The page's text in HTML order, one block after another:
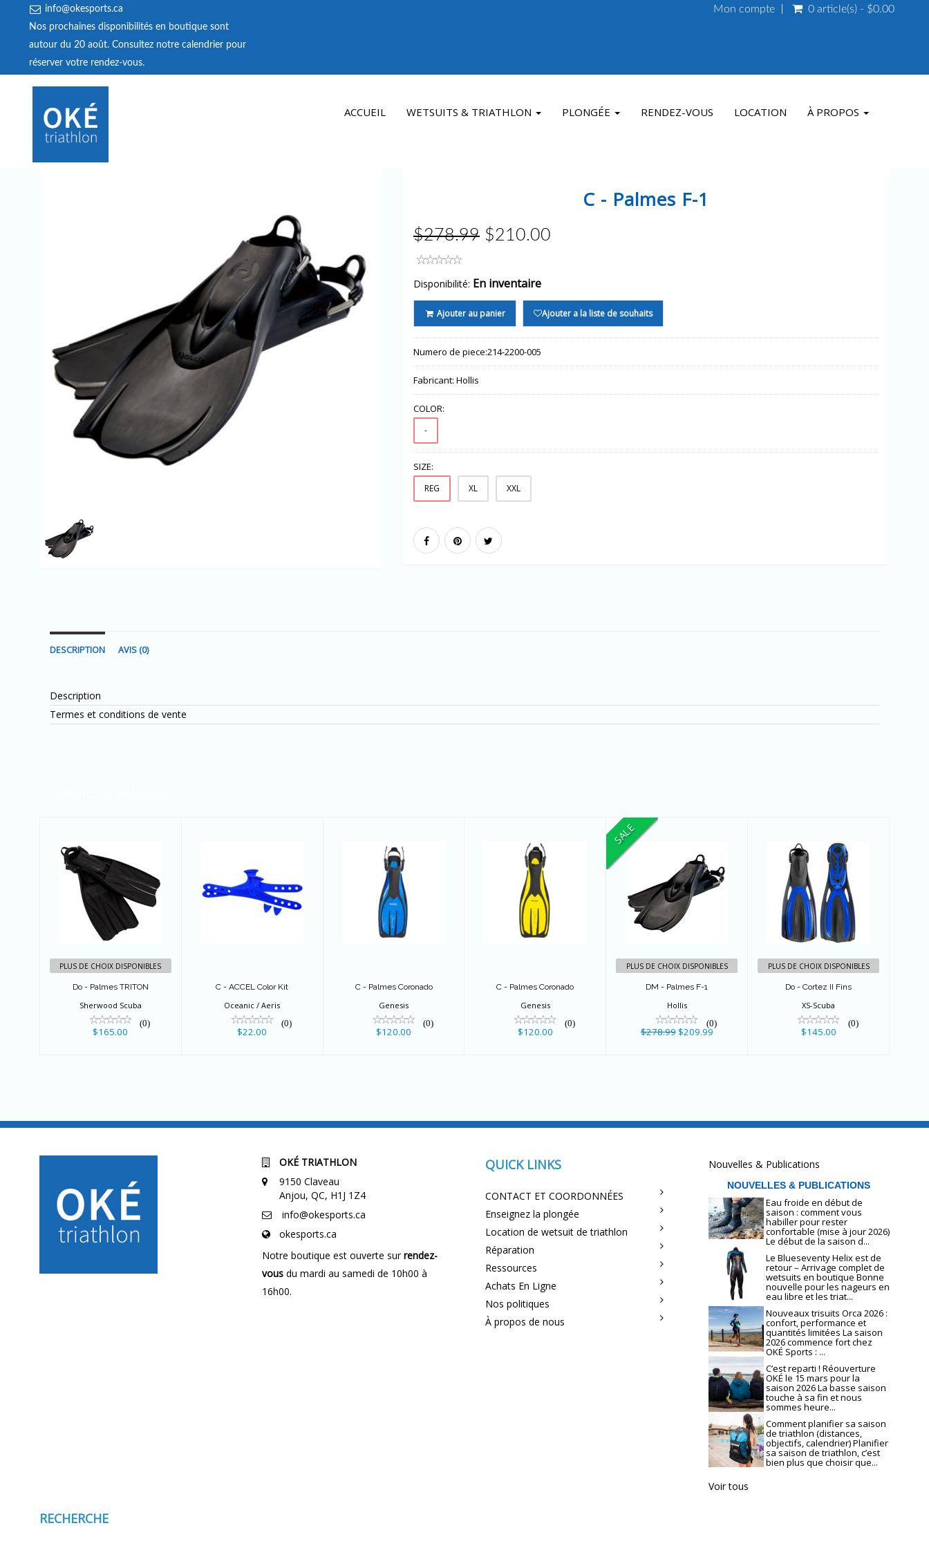
info@okesports.ca
Nos prochaines disponibilités en boutique sont
autour du 20 août. Consultez notre calendrier pour
réserver votre rendez‑vous.
Mon compte 0 article(s) - $0.00
ACCUEIL WETSUITS & TRIATHLON PLONGÉE RENDEZ-VOUS LOCATION À PROPOS
C - Palmes F-1
$278.99 $210.00
Disponibilité: En inventaire
Ajouter au panier Ajouter a la liste de souhaits
Numero de piece:214-2200-005
Fabricant: Hollis
COLOR:
-
SIZE:
REG XL XXL
DESCRIPTION AVIS (0)
Description
Termes et conditions de vente
Do - Palmes
TRITON
$165.00
PLUS DE CHOIX DISPONIBLES
Do - Palmes TRITON
Sherwood Scuba
(0)
$165.00
C - ACCEL Color
C - ACCEL Color Kit
Oceanic / Aeris
(0)
$22.00
C - Palmes
Coronado
$120.00
C - Palmes Coronado
Genesis
(0)
$120.00
C - Palmes
Coronado
$120.00
C - Palmes Coronado
Genesis
(0)
$120.00
SALE
DM - Palmes F-1
$278.99 $209.99
PLUS DE CHOIX DISPONIBLES
DM - Palmes F-1
Hollis
(0)
$278.99$209.99
Do - Cortez II
Fins
$145.00
PLUS DE CHOIX DISPONIBLES
Do - Cortez II Fins
XS-Scuba
(0)
$145.00
OKÉ TRIATHLON
9150 Claveau
Anjou, QC, H1J 1Z4
info@okesports.ca
okesports.ca
Notre boutique est ouverte surrendez-
vous du mardi au samedi de 10h00 à
16h00.
QUICK LINKS
CONTACT ET COORDONNÉES
Enseignez la plongée
Location de wetsuit de triathlon
Réparation
Ressources
Achats En Ligne
Nos politiques
À propos de nous
Nouvelles & Publications
NOUVELLES & PUBLICATIONS
Eau froide en début de
saison : comment vous
habiller pour rester
confortable (mise à jour 2026)
Le début de la saison d...
Le Blueseventy Helix est de
retour – Arrivage complet de
wetsuits en boutique Bonne
nouvelle pour les nageurs en
eau libre et les triat...
Nouveaux trisuits Orca 2026 :
confort, performance et
quantités limitées La saison
2026 commence fort chez
OKÉ Sports : ...
C’est reparti ! Réouverture
OKÉ le 15 mars pour la
saison 2026 La basse saison
touche à sa fin et nous
sommes heure...
Comment planifier sa saison
de triathlon (distances,
objectifs, calendrier) Planifier
sa saison de triathlon, c’est
bien plus que choisir que...
Voir tous
RECHERCHE